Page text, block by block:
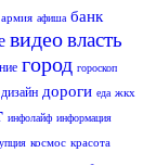
армия афиша банк
видеовласть
город гороскоп
дизайн дороги еда жкх
инфолайф информация
космос красота